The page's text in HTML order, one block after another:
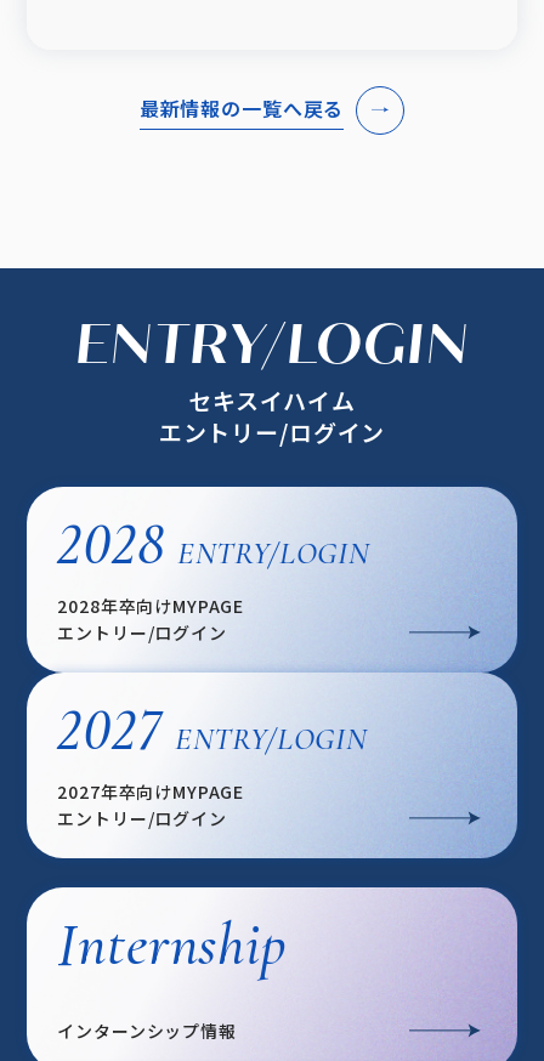
最新情報の一覧へ戻る
ENTRY/LOGIN
セキスイハイム
エントリー/ログイン
2028 ENTRY/LOGIN
2028年卒向けMYPAGE
エントリー/ログイン
2027 ENTRY/LOGIN
2027年卒向けMYPAGE
エントリー/ログイン
Internship
インターンシップ情報